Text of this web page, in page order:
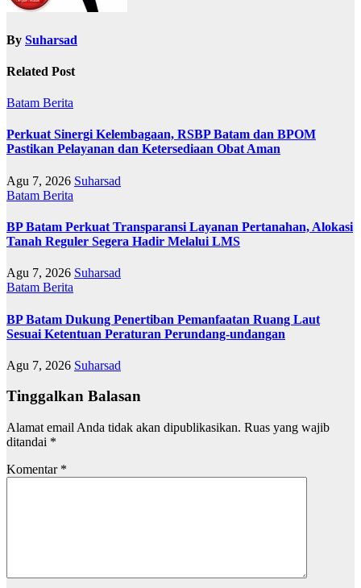
By Suharsad
Related Post
Batam Berita
Perkuat Sinergi Kelembagaan, RSBP Batam dan BPOM
Pastikan Pelayanan dan Ketersediaan Obat Aman
Agu 7, 2026 Suharsad
Batam Berita
BP Batam Perkuat Transparansi Layanan Pertanahan, Alokasi
Tanah Reguler Segera Hadir Melalui LMS
Agu 7, 2026 Suharsad
Batam Berita
BP Batam Dukung Penertiban Pemanfaatan Ruang Laut
Sesuai Ketentuan Peraturan Perundang-undangan
Agu 7, 2026 Suharsad
Tinggalkan Balasan
Alamat email Anda tidak akan dipublikasikan. Ruas yang wajib
ditandai *
Komentar *